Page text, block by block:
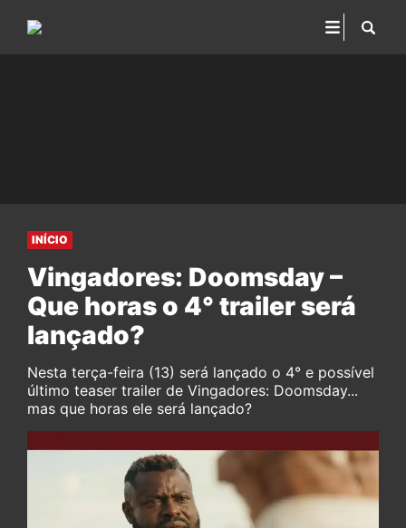
INÍCIO
Vingadores: Doomsday –
Que horas o 4° trailer será
lançado?
Nesta terça-feira (13) será lançado o 4° e possível
último teaser trailer de Vingadores: Doomsday...
mas que horas ele será lançado?